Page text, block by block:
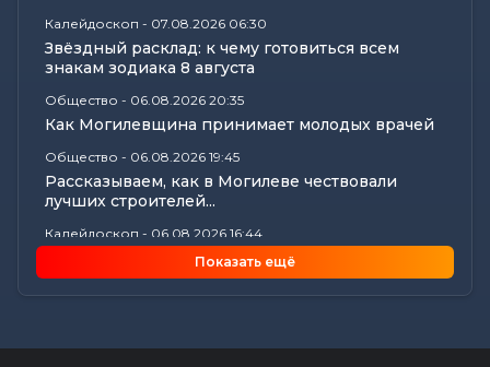
Калейдоскоп - 07.08.2026 06:30
Звёздный расклад: к чему готовиться всем
знакам зодиака 8 августа
Общество - 06.08.2026 20:35
Как Могилевщина принимает молодых врачей
Общество - 06.08.2026 19:45
Рассказываем, как в Могилеве чествовали
лучших строителей...
Калейдоскоп - 06.08.2026 16:44
18 вещей в доме, у которых есть скрытый срок
годности: что пора...
семьям собрать детей к новому...
Показать ещё